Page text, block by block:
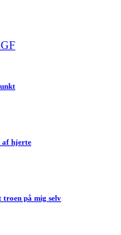
af hjerte
troen på mig selv